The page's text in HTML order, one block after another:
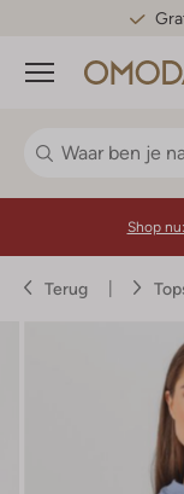
Menu
Shop nu:
Terug